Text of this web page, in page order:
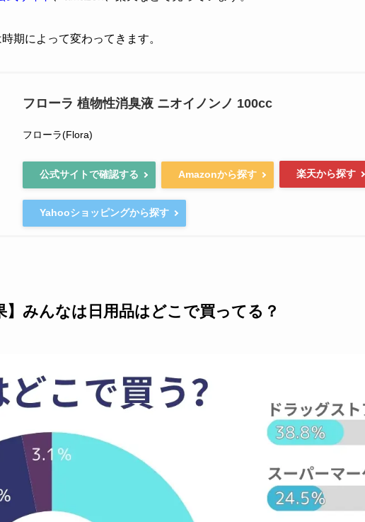
期によって変わってきます。
フローラ 植物性消臭液 ニオイノンノ 100cc
フローラ(Flora)
公式サイトで確認する Amazonから探す 楽天から探す
Yahooショッピングから探す
】みんなは日用品はどこで買ってる？